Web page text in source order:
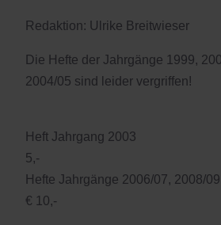
Redaktion: Ulrike Breitwieser
Die Hefte der Jahrgänge 1999,
2004/05 sind leider vergriffen!
Heft Jahrgang
5,-
Hefte Jahrgänge 2006/07, 2008/
€ 10,-